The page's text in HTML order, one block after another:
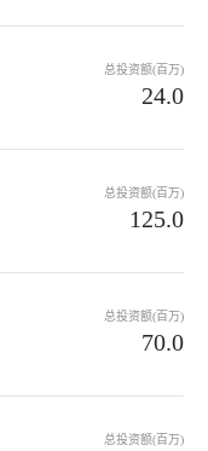
总投资额(百万)
24.0
总投资额(百万)
125.0
总投资额(百万)
70.0
总投资额(百万)